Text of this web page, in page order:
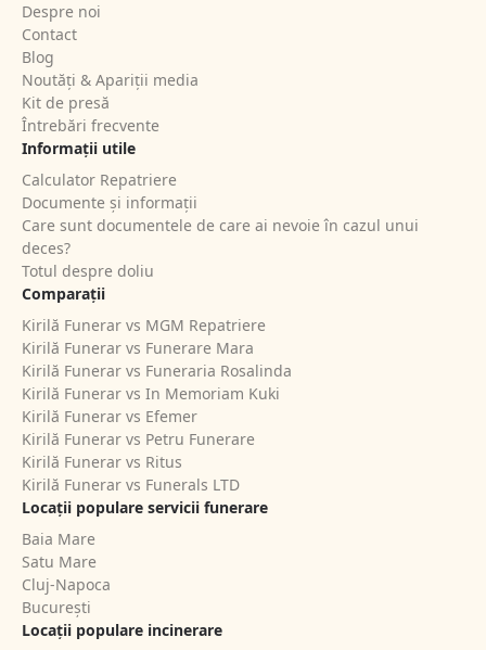
Despre noi
Contact
Blog
Noutăți & Apariții media
Kit de presă
Întrebări frecvente
Informații utile
Calculator Repatriere
Documente și informații
Care sunt documentele de care ai nevoie în cazul unui
deces?
Totul despre doliu
Comparații
Kirilă Funerar vs MGM Repatriere
Kirilă Funerar vs Funerare Mara
Kirilă Funerar vs Funeraria Rosalinda
Kirilă Funerar vs In Memoriam Kuki
Kirilă Funerar vs Efemer
Kirilă Funerar vs Petru Funerare
Kirilă Funerar vs Ritus
Kirilă Funerar vs Funerals LTD
Locații populare servicii funerare
Baia Mare
Satu Mare
Cluj-Napoca
București
Locații populare incinerare